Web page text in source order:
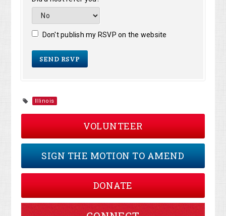
Don't publish my RSVP on the website
Illinois
VOLUNTEER
SIGN THE MOTION TO AMEND
DONATE